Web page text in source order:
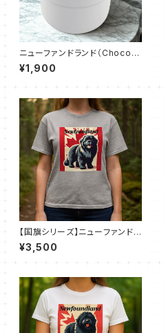
ニューファンドランド（Choco C
hip）おでかけトリーツ缶
¥1,900
【国旗シリーズ】ニューファンドラ
ンド×カナダ国旗｜ベーシックT
シャツ（全50色）
¥3,500